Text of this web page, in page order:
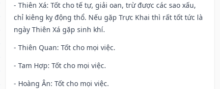
- Thiên Xá: Tốt cho tế tự, giải oan, trừ được các sao xấu,
chỉ kiêng kỵ động thổ. Nếu gặp Trực Khai thì rất tốt tức là
ngày Thiên Xá gặp sinh khí.
- Thiên Quan: Tốt cho mọi việc.
- Tam Hợp: Tốt cho mọi việc.
- Hoàng Ân: Tốt cho mọi việc.